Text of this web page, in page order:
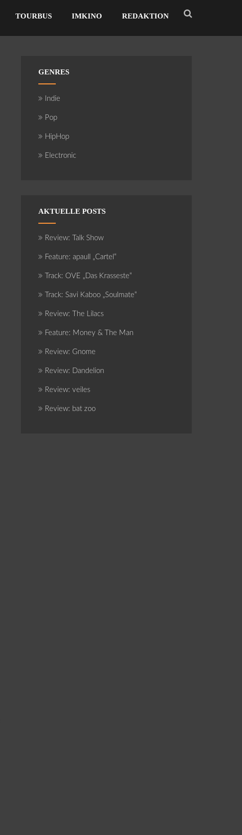
TOURBUS IMKINO REDAKTION
GENRES
Indie
Pop
HipHop
Electronic
AKTUELLE POSTS
Review: Talk Show
Feature: apaull „Cartel“
Track: OVE „Das Krasseste“
Track: Savi Kaboo „Soulmate“
Review: The Lilacs
Feature: Money & The Man
Review: Gnome
Review: Dandelion
Review: veiles
Review: bat zoo